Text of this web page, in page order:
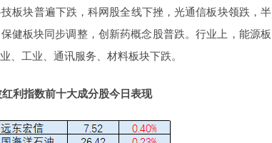
板块普遍下跌，科网股全线下挫，光通信板块领跌，半
健板块同步调整，创新药概念股普跌。行业上，能源板
、工业、通讯服务、材料板块下跌。
利指数前十大成分股今日表现